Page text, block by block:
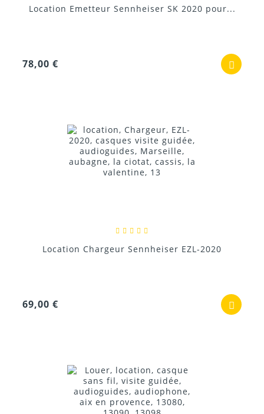
Location Emetteur Sennheiser SK 2020 pour...
78,00 €
Location Chargeur Sennheiser EZL-2020
69,00 €